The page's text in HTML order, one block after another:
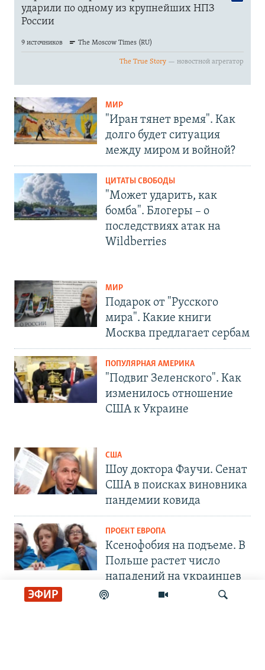
ЭФИР
МИР
"Иран тянет время". Как
долго будет ситуация
между миром и войной?
ЦИТАТЫ СВОБОДЫ
"Может ударить, как
бомба". Блогеры – о
последствиях атак на
Wildberries
МИР
Подарок от "Русского
мира". Какие книги
Москва предлагает сербам
ПОПУЛЯРНАЯ АМЕРИКА
"Подвиг Зеленского". Как
изменилось отношение
США к Украине
США
Шоу доктора Фаучи. Сенат
США в поисках виновника
пандемии ковида
ПРОЕКТ ЕВРОПА
Ксенофобия на подъеме. В
Польше растет число
нападений на украинцев